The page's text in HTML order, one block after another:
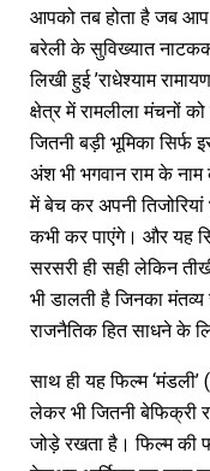
आपको तब होता है जब आप
बरेली के सुविख्यात
लिखी हुई ’राधेश्याम
क्षेत्र में रामलीला मंचनों
जितनी बड़ी भूमिका सिर्फ
अंश भी भगवान राम के
में बेच कर अपनी
कभी कर पाएंगे। और यह
सरसरी ही सही लेकिन
भी डालती है जिनका
राजनैतिक हित साधने के
साथ ही यह फिल्म
लेकर भी जितनी बेफिक्री
जोड़े रखता है। फिल्म की